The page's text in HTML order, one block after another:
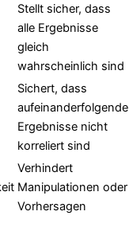
Stellt sicher, dass
alle Ergebnisse
gleich
wahrscheinlich sind
Sichert, dass
aufeinanderfolgende
Ergebnisse nicht
korreliert sind
Verhindert
Manipulationen oder
Vorhersagen